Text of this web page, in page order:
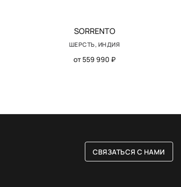
SORRENTO
ШЕРСТЬ, ИНДИЯ
от 559 990 ₽
СВЯЗАТЬСЯ С НАМИ